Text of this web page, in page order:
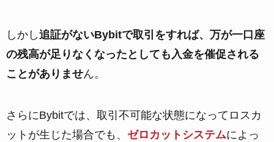
しかし追証がないBybitで取引をすれば、万が一口座
の残高が足りなくなったとしても入金を催促される
ことがありません。
さらにBybitでは、取引不可能な状態になってロスカ
ットが生じた場合でも、 ゼロカットシステムによっ